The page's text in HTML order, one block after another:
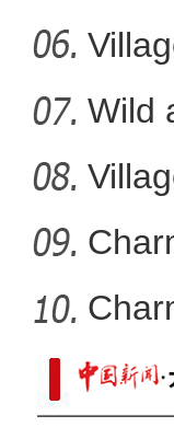
Wild